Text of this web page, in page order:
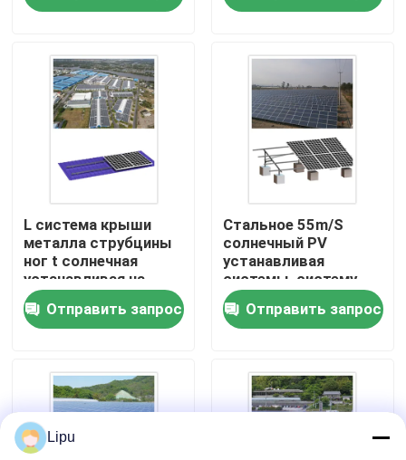
Шоу VR
О нас
Путешествие фабрики
Проверка качества
Случаи
солнечный pv устанавливая системы
L система крыши
металла струбцины
ног t солнечная
устанавливая на
доме MRA2-TD
Отправить запрос
Стальное 55m/S
солнечный PV
устанавливая
системы, систему
MGC PV держателя
винта земную
Отправить запрос
Lipu